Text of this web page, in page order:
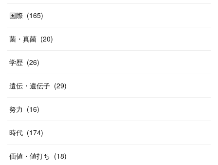
国際 (165)
菌・真菌 (20)
学歴 (26)
遺伝・遺伝子 (29)
努力 (16)
時代 (174)
価値・値打ち (18)